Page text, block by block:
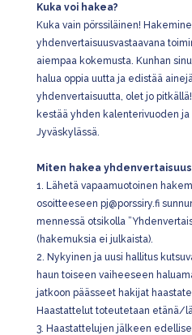
Kuka voi hakea?
Kuka vain pörssiläinen!
yhdenvertaisuusvastaavana
aiempaa kokemusta. Kunhan
halua oppia uutta ja edistää
yhdenvertaisuutta, olet jo
kestää yhden kalenterivuoden
Jyväskylässä.
Miten hakea
1. Lähetä vapaamuotoinen
osoitteeseen pj@porssiry.fi
mennessä otsikolla
(hakemuksia ei julkaista).
2. Nykyinen ja uusi hallitus
haun toiseen vaiheeseen
jatkoon päässeet hakijat
Haastattelut toteutetaan etänä/
3. Haastattelujen jälkeen